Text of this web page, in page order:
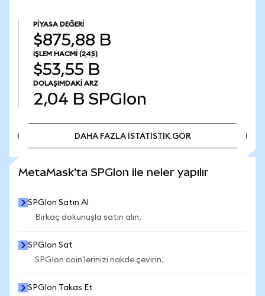
PIYASA DEĞERI
$875,88 B
İŞLEM HACMI (24S)
$53,55 B
DOLAŞIMDAKI ARZ
2,04 B SPGIon
DAHA FAZLA İSTATİSTİK GÖR
MetaMask'ta SPGIon ile neler yapılır
SPGIon Satın Al
Birkaç dokunuşla satın alın.
SPGIon Sat
SPGIon coin'lerinizi nakde çevirin.
SPGIon Takas Et